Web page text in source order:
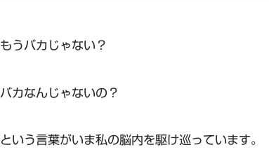
もうバカじゃない？
バカなんじゃないの？
という言葉がいま私の脳内を駆け巡っています。